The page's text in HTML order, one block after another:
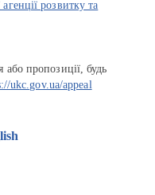
розвитку та
пропозиції, будь
ukc.gov.ua/appeal